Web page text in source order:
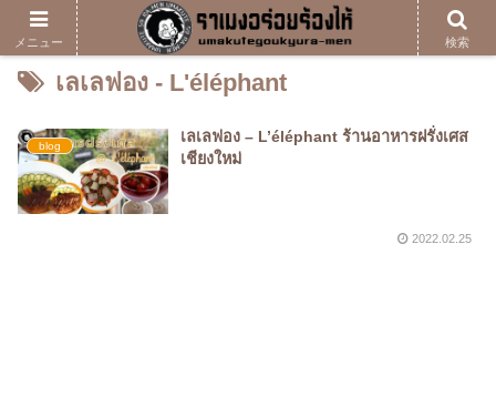
เลเลฟอง - L'éléphant
blog
เลเลฟอง – L’éléphant ร้านอาหารฝรั่งเศส
เชียงใหม่
2022.02.25
メニュー 検索